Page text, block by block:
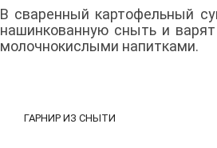
В сваренный картофельный
нашинкованную сныть и
молочнокислыми напитками.
ГАРНИР ИЗ СНЫТИ